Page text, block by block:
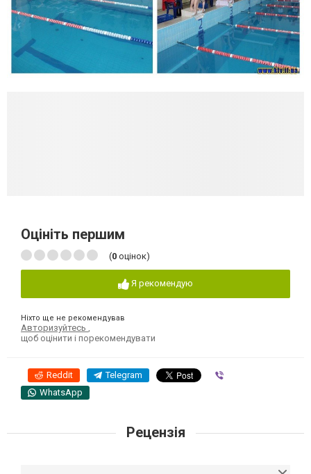
Оцініть першим
(0 оцінок)
Я рекомендую
Ніхто ще не рекомендував
Авторизуйтесь
щоб оцінити і порекомендувати
Reddit Telegram
WhatsApp
Рецензія